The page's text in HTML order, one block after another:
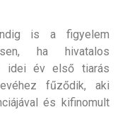
is a figyelem
ha hivatalos
idei év első tiarás
fűződik, aki
és kifinomult